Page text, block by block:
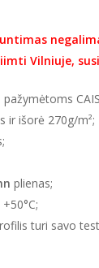
Vilniuje,
pažymėtoms
ir išorė 270g/m²;
plienas;
turi savo